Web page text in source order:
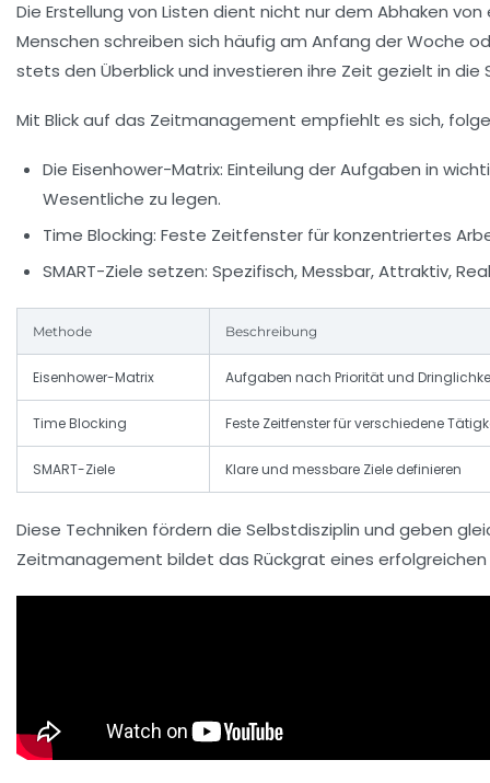
Die Erstellung von Listen dient nicht nur dem Abhaken
Menschen schreiben sich häufig am Anfang der Woche
stets den Überblick und investieren ihre Zeit gezielt in
Mit Blick auf das Zeitmanagement empfiehlt es sich,
Die Eisenhower-Matrix: Einteilung der Aufgaben in
Wesentliche zu legen.
Time Blocking: Feste Zeitfenster für konzentriertes
SMART-Ziele setzen: Spezifisch, Messbar, Attraktiv,
Methode Beschreibung
Eisenhower-Matrix Aufgaben nach Priorität und
Time Blocking Feste Zeitfenster für verschiedene
SMART-Ziele Klare und messbare Ziele definieren
Diese Techniken fördern die Selbstdisziplin und geben
Zeitmanagement bildet das Rückgrat eines